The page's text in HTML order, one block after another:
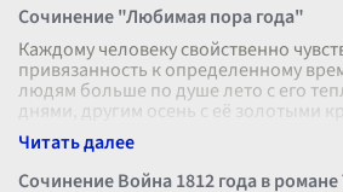
Сочинение "Любимая пора года"
Каждому человеку свойственно
привязанность к определенному
людям больше по душе лето с его
днями, другим осень с её золотыми
Сочинение Война 1812 года в романе